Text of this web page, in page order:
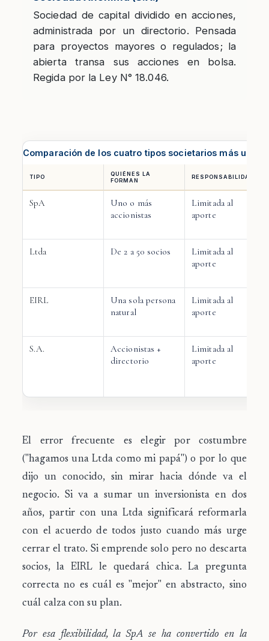
Sociedad de capital dividido en acciones,
administrada por un directorio. Pensada
para proyectos mayores o regulados; la
abierta transa sus acciones en bolsa.
Regida por la Ley N° 18.046.
Comparación de los cuatro tipos societarios más
TIPO
QUIÉNES LA
FORMAN
RESPONSABILIDAD
SpA
Uno o más
accionistas
Limitada al
aporte
Ltda De 2 a 50 socios
Limitada al
aporte
EIRL
Una sola persona
natural
Limitada al
aporte
S.A.
Accionistas +
directorio
Limitada al
aporte
El error frecuente es elegir por costumbre
("hagamos una Ltda como mi papá") o por lo que
dijo un conocido, sin mirar hacia dónde va el
negocio. Si va a sumar un inversionista en dos
años, partir con una Ltda significará reformarla
con el acuerdo de todos justo cuando más urge
cerrar el trato. Si emprende solo pero no descarta
socios, la EIRL le quedará chica. La pregunta
correcta no es cuál es "mejor" en abstracto, sino
cuál calza con su plan.
Por esa flexibilidad, la SpA se ha convertido en la